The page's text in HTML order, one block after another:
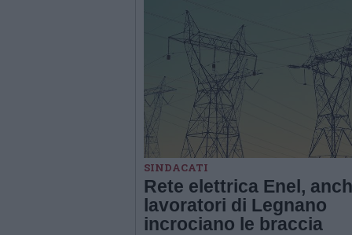
SINDACATI
Rete elettrica Enel,
lavoratori di Legnano
incrociano le braccia